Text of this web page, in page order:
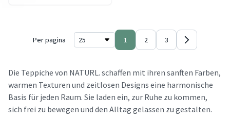
Per pagina 1 2 3
Die Teppiche von NATURL. schaffen mit ihren sanften Farben,
warmen Texturen und zeitlosen Designs eine harmonische
Basis für jeden Raum. Sie laden ein, zur Ruhe zu kommen,
sich frei zu bewegen und den Alltag gelassen zu gestalten.